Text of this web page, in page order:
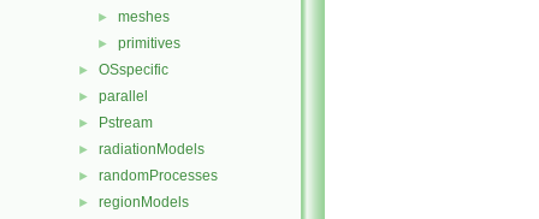
► meshes
► primitives
► OSspecific
► parallel
► Pstream
► radiationModels
► randomProcesses
► regionModels